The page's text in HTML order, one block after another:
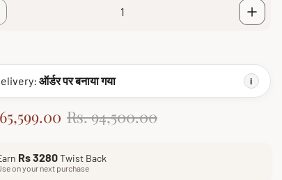
ऑर्डर पर बनाया गया i
R
g
u
Rs. 94,500.00
Rs 3280Twist Back
on your next purchase